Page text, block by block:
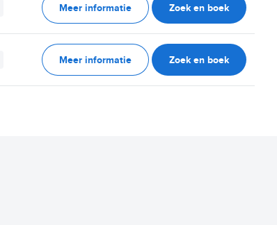
Meer informatie Zoek en boek
Meer informatie Zoek en boek